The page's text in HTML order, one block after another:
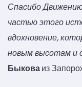
Спасибо
частью этого
вдохновение,
новым высотам и
Быковаиз